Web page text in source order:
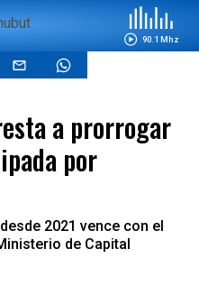
90.1 Mhz
a prorrogar
por
2021 vence con el
de Capital